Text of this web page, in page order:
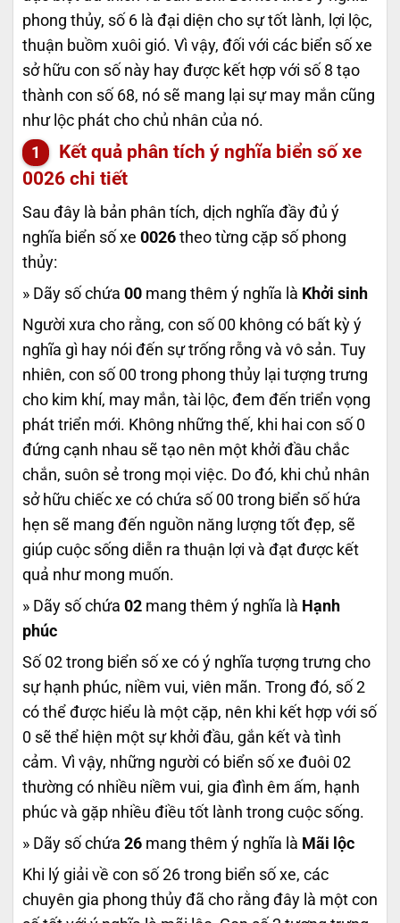
phong thủy, số 6 là đại diện cho sự tốt lành, lợi lộc,
thuận buồm xuôi gió. Vì vậy, đối với các biển số xe
sở hữu con số này hay được kết hợp với số 8 tạo
thành con số 68, nó sẽ mang lại sự may mắn cũng
như lộc phát cho chủ nhân của nó.
Kết quả phân tích ý nghĩa biển số xe
0026 chi tiết
Sau đây là bản phân tích, dịch nghĩa đầy đủ ý
nghĩa biển số xe 0026 theo từng cặp số phong
thủy:
» Dãy số chứa 00 mang thêm ý nghĩa là Khởi sinh
Người xưa cho rằng, con số 00 không có bất kỳ ý
nghĩa gì hay nói đến sự trống rỗng và vô sản. Tuy
nhiên, con số 00 trong phong thủy lại tượng trưng
cho kim khí, may mắn, tài lộc, đem đến triển vọng
phát triển mới. Không những thế, khi hai con số 0
đứng cạnh nhau sẽ tạo nên một khởi đầu chắc
chắn, suôn sẻ trong mọi việc. Do đó, khi chủ nhân
sở hữu chiếc xe có chứa số 00 trong biển số hứa
hẹn sẽ mang đến nguồn năng lượng tốt đẹp, sẽ
giúp cuộc sống diễn ra thuận lợi và đạt được kết
quả như mong muốn.
» Dãy số chứa 02 mang thêm ý nghĩa là Hạnh
phúc
Số 02 trong biển số xe có ý nghĩa tượng trưng cho
sự hạnh phúc, niềm vui, viên mãn. Trong đó, số 2
có thể được hiểu là một cặp, nên khi kết hợp với số
0 sẽ thể hiện một sự khởi đầu, gắn kết và tình
cảm. Vì vậy, những người có biển số xe đuôi 02
thường có nhiều niềm vui, gia đình êm ấm, hạnh
phúc và gặp nhiều điều tốt lành trong cuộc sống.
» Dãy số chứa 26 mang thêm ý nghĩa là Mãi lộc
Khi lý giải về con số 26 trong biển số xe, các
chuyên gia phong thủy đã cho rằng đây là một con